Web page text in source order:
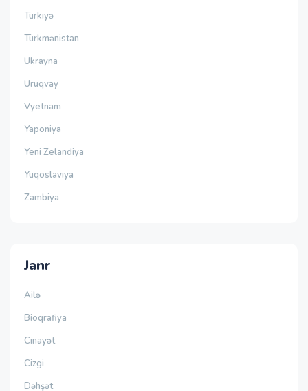
Türkiyə
Türkmənistan
Ukrayna
Uruqvay
Vyetnam
Yaponiya
Yeni Zelandiya
Yuqoslaviya
Zambiya
Janr
Ailə
Bioqrafiya
Cinayət
Cizgi
Dəhşət